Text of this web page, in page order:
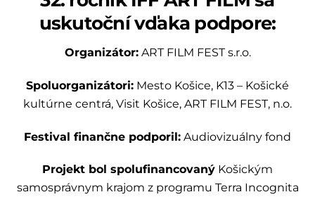
uskutoční vďaka podpore:
Organizátor:ART FILM FEST s.r.o.
Spoluorganizátori: Mesto Košice, K13 – Košické
kultúrne centrá, Visit Košice, ART FILM FEST, n.o.
Festival finančne podporil: Audiovizuálny fond
Projekt bol spolufinancovaný Košickým
samosprávnym krajom z programu Terra Incognita